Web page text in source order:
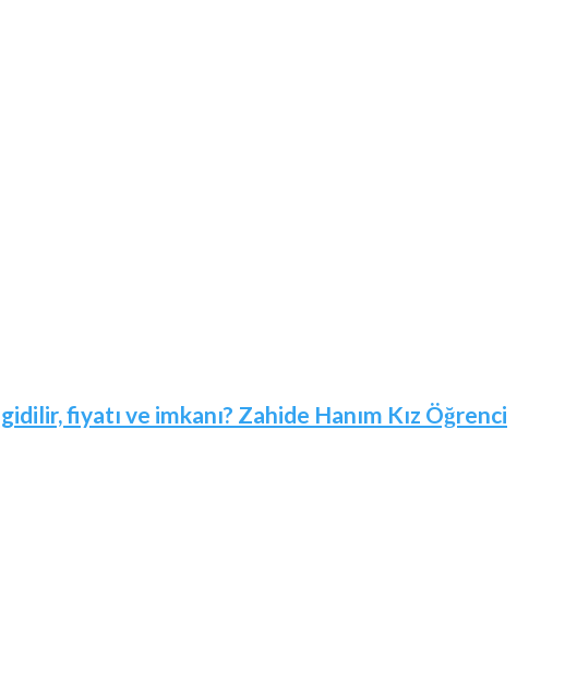
fiyatı ve imkanı? Zahide Hanım Kız Öğrenci